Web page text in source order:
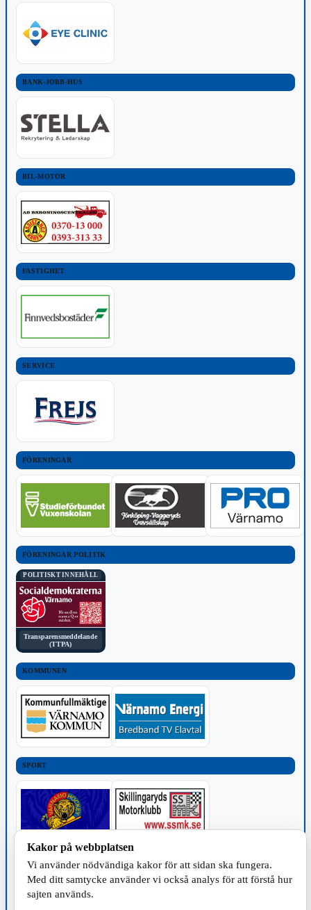
BANK-JOBB-HUS
BIL-MOTOR
FASTIGHET
SERVICE
FÖRENINGAR
FÖRENINGAR POLITIK
POLITISKT INNEHÅLL
Transparensmeddelande
(TTPA)
KOMMUNEN
SPORT
TILLVERKNING
Kakor på webbplatsen
Vi använder nödvändiga kakor för att sidan ska fungera.
Med ditt samtycke använder vi också analys för att förstå hur
sajten används.